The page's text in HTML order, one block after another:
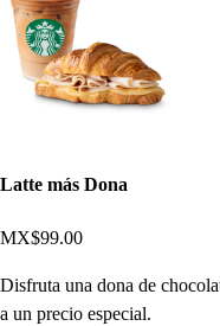
Latte más Dona
MX$99.00
Disfruta una dona de
a un precio especial.